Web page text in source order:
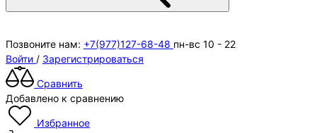
Позвоните нам: +7(977)127-68-48 пн-вс 10 - 22
Войти / Зарегистрироваться
Сравнить
Добавлено к сравнению
Избранное